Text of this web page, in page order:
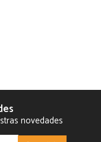
novedades